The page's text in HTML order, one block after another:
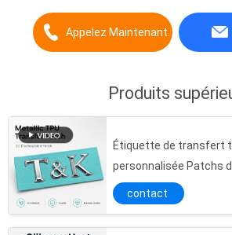
Appelez Maintenant.
Produits
Étiquette de transfert
personnalisée Patchs
Badges métalliques
pour les vêtements
Durable facile à
contact